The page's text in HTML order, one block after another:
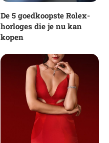
De 5 goedkoopste Rolex-
horloges die je nu kan
kopen